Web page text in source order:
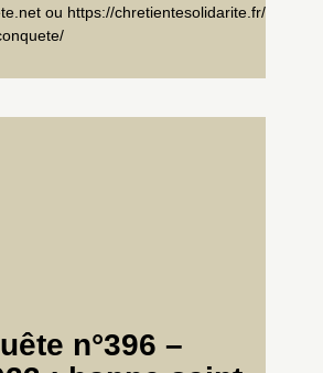
ou https://chretientesolidarite.fr/
n°396 –